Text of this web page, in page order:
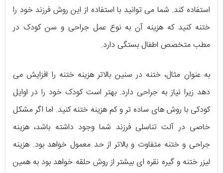
استفاده کند. شما می توانید با استفاده از این روش فرزند خود را
ختنه کنید که هزینه آن به نوع عمل جراحی و سن کودک در
مطب متخصص اطفال بستگی دارد.
به عنوان مثال، ختنه در سنین بالاتر هزینه ختنه را افزایش می
دهد زیرا نیاز به جراحی دارد. بهتر است کودک خود را در اوایل
کودکی با روش های ساده تر و کم هزینه ختنه کنید. اما اگر مشکل
خاصی در آلت تناسلی فرزند شما وجود داشته باشد، هزینه
جراحی و ختنه متفاوت و بالاتر از حد معمول خواهد بود. هزینه
لیزر ختنه و گیره نقره ای بیشتر از روش حلقه خواهد بود به همین